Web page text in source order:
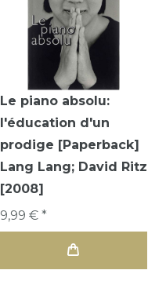
Le piano absolu:
l'éducation d'un
prodige [Paperback]
Lang Lang; David Ritz
[2008]
9,99 € *